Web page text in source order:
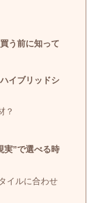
う前に知って
イブリッドシ
？
実”で選べる時
イルに合わせ